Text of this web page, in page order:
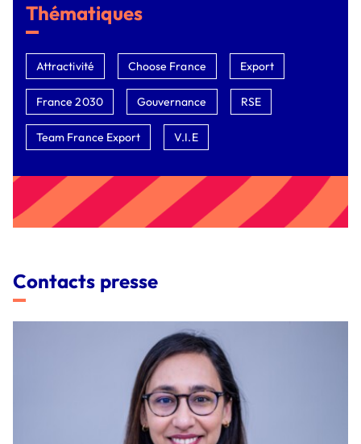
Thématiques
Attractivité Choose France Export
France 2030 Gouvernance RSE
Team France Export V.I.E
Contacts presse